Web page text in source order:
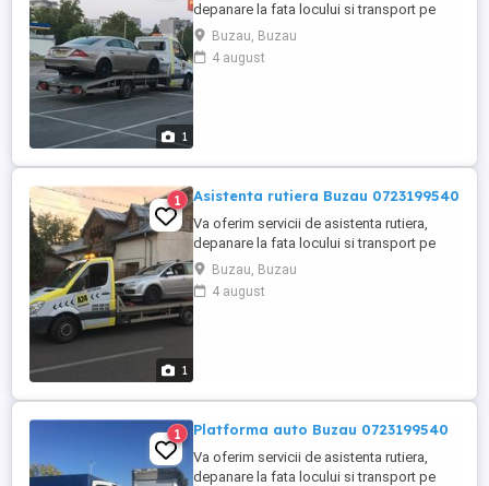
1
depanare la fata locului si transport pe
platforma la cele mai bune preturi.
Buzau, Buzau
4 august
1
1 Asistenta rutiera Buzau 0723199540
Va oferim servicii de asistenta rutiera,
depanare la fata locului si transport pe
platforma la cele mai bune preturi.
Buzau, Buzau
4 august
1 Platforma auto Buzau 0723199540
Va oferim servicii de asistenta rutiera,
depanare la fata locului si transport pe